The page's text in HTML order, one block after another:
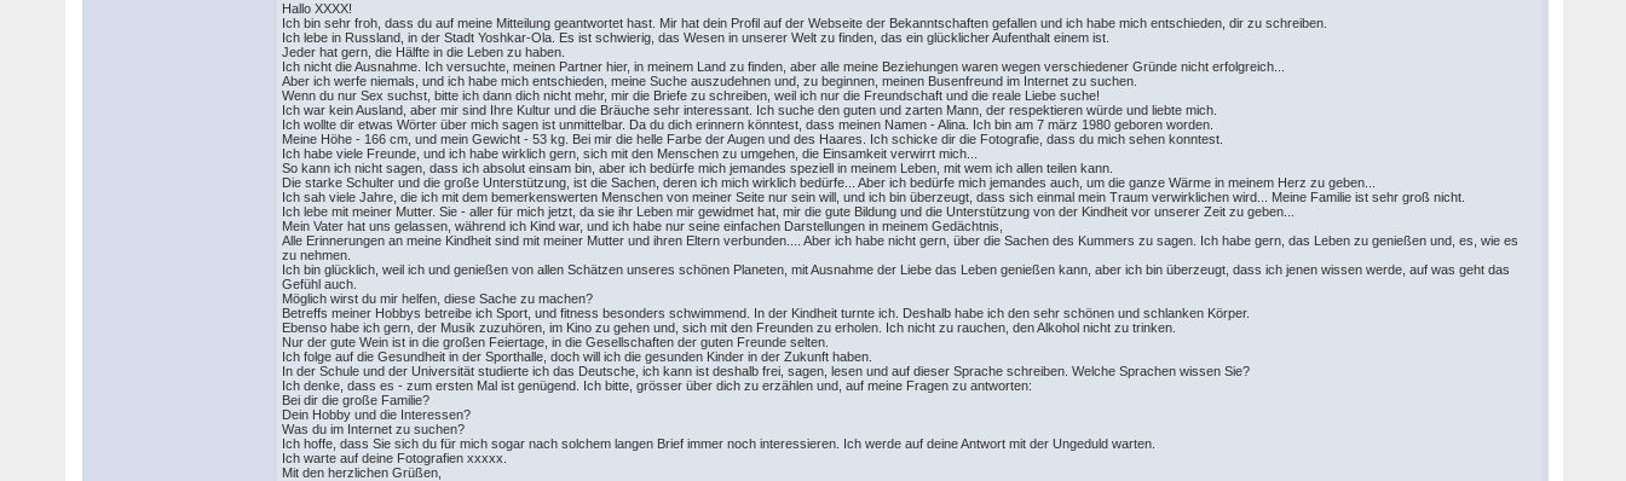
Hallo XXXX!
Ich bin sehr froh, dass du auf meine Mitteilung geantwortet hast. Mir hat dein Profil auf der Webseite der Bekanntschaften gefallen und ich habe mich entschieden, dir zu schreiben.
Ich lebe in Russland, in der Stadt Yoshkar-Ola. Es ist schwierig, das Wesen in unserer Welt zu finden, das ein glücklicher Aufenthalt einem ist.
Jeder hat gern, die Hälfte in die Leben zu haben.
Ich nicht die Ausnahme. Ich versuchte, meinen Partner hier, in meinem Land zu finden, aber alle meine Beziehungen waren wegen verschiedener Gründe nicht erfolgreich...
Aber ich werfe niemals, und ich habe mich entschieden, meine Suche auszudehnen und, zu beginnen, meinen Busenfreund im Internet zu suchen.
Wenn du nur Sex suchst, bitte ich dann dich nicht mehr, mir die Briefe zu schreiben, weil ich nur die Freundschaft und die reale Liebe suche!
Ich war kein Ausland, aber mir sind Ihre Kultur und die Bräuche sehr interessant. Ich suche den guten und zarten Mann, der respektieren würde und liebte mich.
Ich wollte dir etwas Wörter über mich sagen ist unmittelbar. Da du dich erinnern könntest, dass meinen Namen - Alina. Ich bin am 7 märz 1980 geboren worden.
Meine Höhe - 166 cm, und mein Gewicht - 53 kg. Bei mir die helle Farbe der Augen und des Haares. Ich schicke dir die Fotografie, dass du mich sehen konntest.
Ich habe viele Freunde, und ich habe wirklich gern, sich mit den Menschen zu umgehen, die Einsamkeit verwirrt mich...
So kann ich nicht sagen, dass ich absolut einsam bin, aber ich bedürfe mich jemandes speziell in meinem Leben, mit wem ich allen teilen kann.
Die starke Schulter und die große Unterstützung, ist die Sachen, deren ich mich wirklich bedürfe... Aber ich bedürfe mich jemandes auch, um die ganze Wärme in meinem Herz zu geben...
Ich sah viele Jahre, die ich mit dem bemerkenswerten Menschen von meiner Seite nur sein will, und ich bin überzeugt, dass sich einmal mein Traum verwirklichen wird... Meine Familie ist sehr groß nicht.
Ich lebe mit meiner Mutter. Sie - aller für mich jetzt, da sie ihr Leben mir gewidmet hat, mir die gute Bildung und die Unterstützung von der Kindheit vor unserer Zeit zu geben...
Mein Vater hat uns gelassen, während ich Kind war, und ich habe nur seine einfachen Darstellungen in meinem Gedächtnis,
Alle Erinnerungen an meine Kindheit sind mit meiner Mutter und ihren Eltern verbunden.... Aber ich habe nicht gern, über die Sachen des Kummers zu sagen. Ich habe gern, das Leben zu genießen und, es, wie es
zu nehmen.
Ich bin glücklich, weil ich und genießen von allen Schätzen unseres schönen Planeten, mit Ausnahme der Liebe das Leben genießen kann, aber ich bin überzeugt, dass ich jenen wissen werde, auf was geht das
Gefühl auch.
Möglich wirst du mir helfen, diese Sache zu machen?
Betreffs meiner Hobbys betreibe ich Sport, und fitness besonders schwimmend. In der Kindheit turnte ich. Deshalb habe ich den sehr schönen und schlanken Körper.
Ebenso habe ich gern, der Musik zuzuhören, im Kino zu gehen und, sich mit den Freunden zu erholen. Ich nicht zu rauchen, den Alkohol nicht zu trinken.
Nur der gute Wein ist in die großen Feiertage, in die Gesellschaften der guten Freunde selten.
Ich folge auf die Gesundheit in der Sporthalle, doch will ich die gesunden Kinder in der Zukunft haben.
In der Schule und der Universität studierte ich das Deutsche, ich kann ist deshalb frei, sagen, lesen und auf dieser Sprache schreiben. Welche Sprachen wissen Sie?
Ich denke, dass es - zum ersten Mal ist genügend. Ich bitte, grösser über dich zu erzählen und, auf meine Fragen zu antworten:
Bei dir die große Familie?
Dein Hobby und die Interessen?
Was du im Internet zu suchen?
Ich hoffe, dass Sie sich du für mich sogar nach solchem langen Brief immer noch interessieren. Ich werde auf deine Antwort mit der Ungeduld warten.
Ich warte auf deine Fotografien xxxxx.
Mit den herzlichen Grüßen,